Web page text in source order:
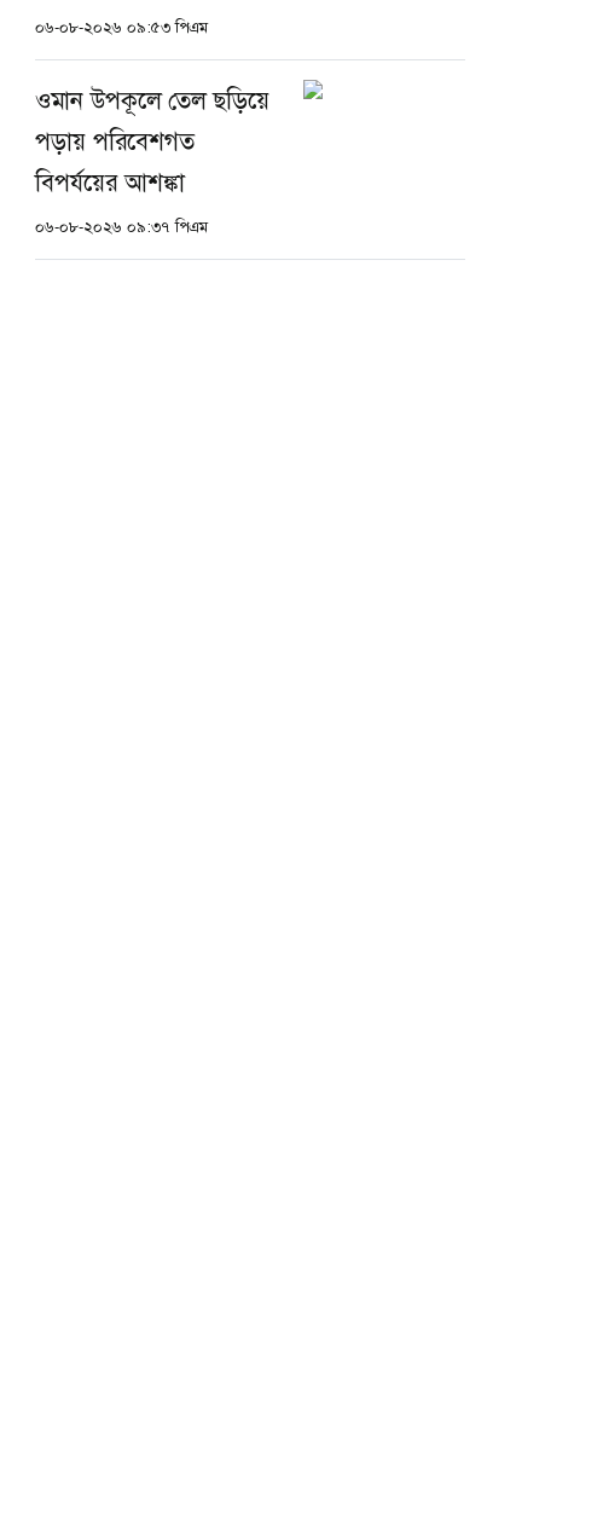
০৬-০৮-২০২৬ ০৯:৫৩ পিএম
ওমান উপকূলে তেল ছড়িয়ে
পড়ায় পরিবেশগত
বিপর্যয়ের আশঙ্কা
০৬-০৮-২০২৬ ০৯:৩৭ পিএম